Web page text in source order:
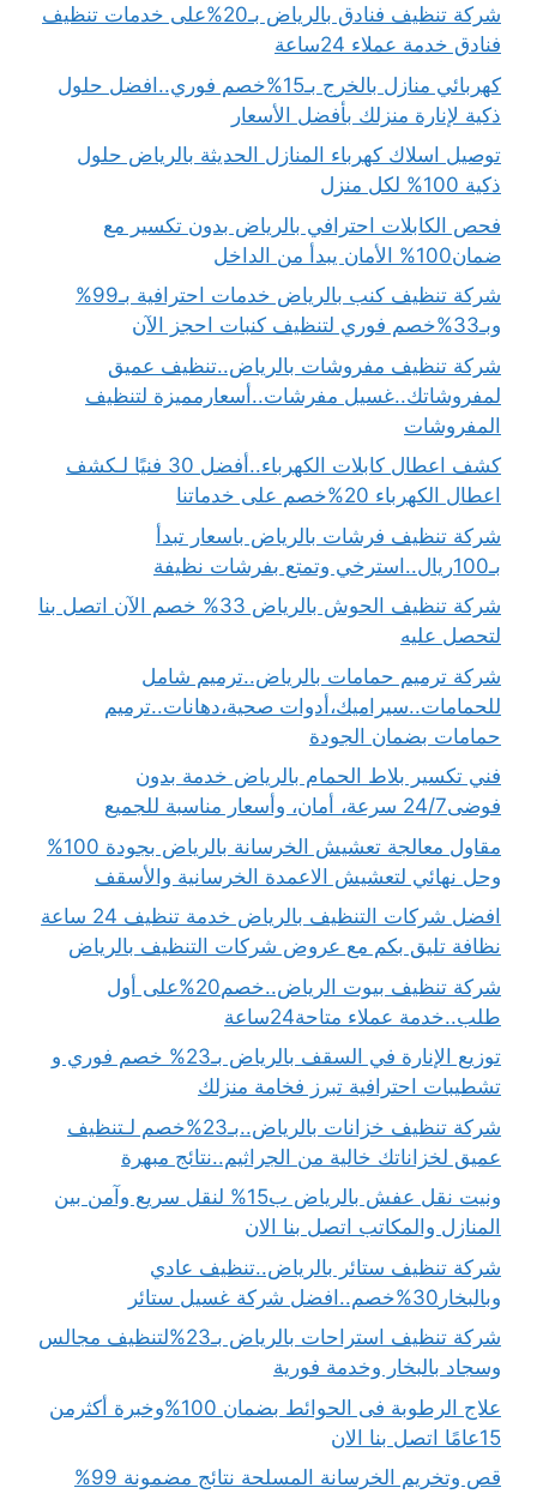
شركة تنظيف فنادق بالرياض بـ20%على خدمات تنظيف
فنادق خدمة عملاء 24ساعة
كهربائي منازل بالخرج بـ15%خصم فوري..افضل حلول
ذكية لإنارة منزلك بأفضل الأسعار
توصيل اسلاك كهرباء المنازل الحديثة بالرياض حلول
ذكية 100% لكل منزل
فحص الكابلات احترافي بالرياض بدون تكسير مع
ضمان100% الأمان يبدأ من الداخل
شركة تنظيف كنب بالرياض خدمات احترافية بـ99%
وبـ33%خصم فوري لتنظيف كنبات احجز الآن
شركة تنظيف مفروشات بالرياض..تنظيف عميق
لمفروشاتك..غسيل مفرشات..أسعارمميزة لتنظيف
المفروشات
كشف اعطال كابلات الكهرباء..أفضل 30 فنيًا لـكشف
اعطال الكهرباء 20%خصم على خدماتنا
شركة تنظيف فرشات بالرياض باسعار تبدأ
بـ100ريال..استرخي وتمتع بفرشات نظيفة
شركة تنظيف الحوش بالرياض 33% خصم الآن اتصل بنا
لتحصل عليه
شركة ترميم حمامات بالرياض..ترميم شامل
للحمامات..سيراميك،أدوات صحية،دهانات..ترميم
حمامات بضمان الجودة
فني تكسير بلاط الحمام بالرياض خدمة بدون
فوضى24/7 سرعة، أمان، وأسعار مناسبة للجميع
مقاول معالجة تعشيش الخرسانة بالرياض بجودة 100%
وحل نهائي لتعشيش الاعمدة الخرسانية والأسقف
افضل شركات التنظيف بالرياض خدمة تنظيف 24 ساعة
نظافة تليق بكم مع عروض شركات التنظيف بالرياض
شركة تنظيف بيوت الرياض..خصم20%على أول
طلب..خدمة عملاء متاحة24ساعة
توزيع الإنارة في السقف بالرياض بـ23% خصم فوري و
تشطيبات احترافية تبرز فخامة منزلك
شركة تنظيف خزانات بالرياض..بـ23%خصم لـتنظيف
عميق لخزاناتك خالية من الجراثيم..نتائج مبهرة
ونيت نقل عفش بالرياض ب15% لنقل سريع وآمن بين
المنازل والمكاتب اتصل بنا الان
شركة تنظيف ستائر بالرياض..تنظيف عادي
وبالبخار30%خصم..افضل شركة غسيل ستائر
شركة تنظيف استراحات بالرياض بـ23%لتنظيف مجالس
وسجاد بالبخار وخدمة فورية
علاج الرطوبة فى الحوائط بضمان 100%وخبرة أكثرمن
15عامًا اتصل بنا الان
قص وتخريم الخرسانة المسلحة نتائج مضمونة 99%